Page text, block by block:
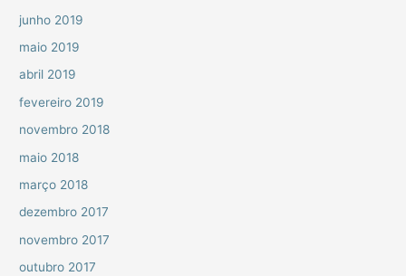
junho 2019
maio 2019
abril 2019
fevereiro 2019
novembro 2018
maio 2018
março 2018
dezembro 2017
novembro 2017
outubro 2017